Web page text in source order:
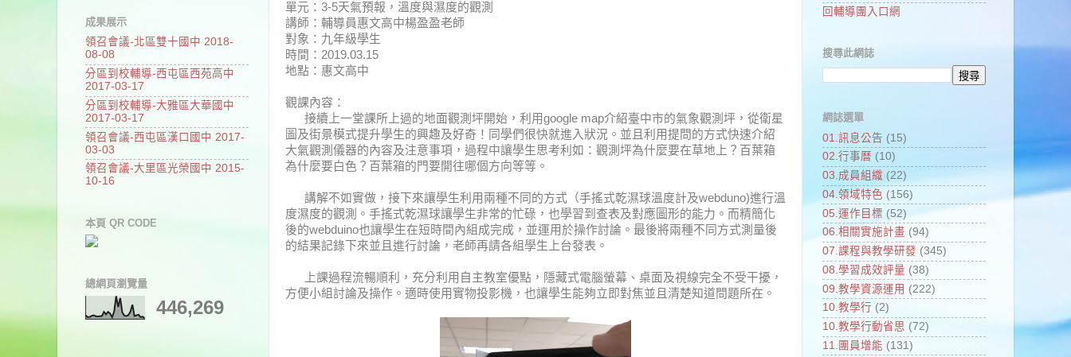
單元：3-5天氣預報，溫度與濕度的觀測
講師：輔導員惠文高中楊盈盈老師
對象：九年級學生
時間：2019.03.15
地點：惠文高中
觀課內容：
接續上一堂課所上過的地面觀測坪開始，利用google map介紹臺中市的氣象觀測坪，從衛星
圖及街景模式提升學生的興趣及好奇！同學們很快就進入狀況。 並且利用提問的方式快速介紹
大氣觀測儀器的內容及注意事項，過程中讓學生思考利如：觀測坪為什麼要在草地上？百葉箱
為什麼要白色？百葉箱的門要開往哪個方向等等。
講解不如實做，接下來讓學生利用兩種不同的方式（手搖式乾濕球溫度計及webduno)進行溫
度濕度的觀測。手搖式乾濕球讓學生非常的忙碌，也學習到查表及對應圖形的能力。而精簡化
後的webduino也讓學生在短時間內組成完成，並運用於操作討論。最後將兩種不同方式測量後
的結果記錄下來並且進行討論，老師再請各組學生上台發表。
上課過程流暢順利，充分利用自主教室優點，隱藏式電腦螢幕、桌面及視線完全不受干擾，
方便小組討論及操作。適時使用實物投影機，也讓學生能夠立即對焦並且清楚知道問題所在。
成果展示
領召會議-北區雙十國中 2018-
08-08
分區到校輔導-西屯區西苑高中
2017-03-17
分區到校輔導-大雅區大華國中
2017-03-17
領召會議-西屯區漢口國中 2017-
03-03
領召會議-大里區光榮國中 2015-
10-16
本頁 QR CODE
總網頁瀏覽量
446,269
回輔導團入口網
搜尋此網誌
網誌選單
01.訊息公告 (15)
02.行事曆 (10)
03.成員組織 (22)
04.領域特色 (156)
05.運作目標 (52)
06.相關實施計畫 (94)
07.課程與教學研發 (345)
08.學習成效評量 (38)
09.教學資源運用 (222)
10.教學行 (2)
10.教學行動省思 (72)
11.團員增能 (131)